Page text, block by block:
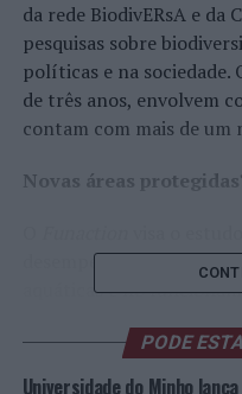
da rede BiodivERsA e da
pesquisas sobre
políticas e na sociedade.
de três anos, envolvem
contam com mais de um
Novas áreas
desempenham papéis
aquáticas e no
determina os padrões de
aquáticos e se a rede de
PODE
Universidade do Minho